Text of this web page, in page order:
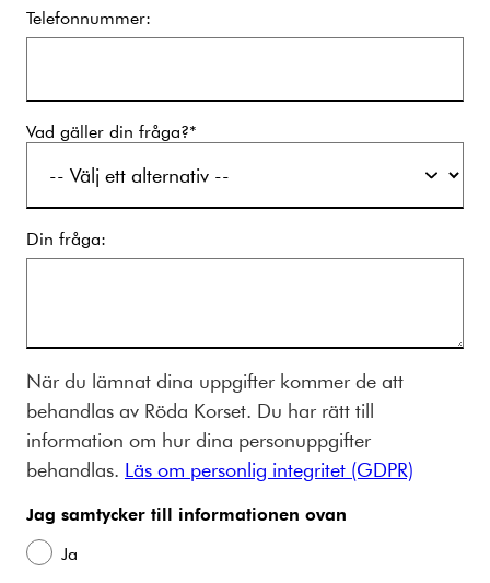
Telefonnummer:
Vad gäller din fråga?*
Din fråga:
När du lämnat dina uppgifter kommer de att
behandlas av Röda Korset. Du har rätt till
information om hur dina personuppgifter
behandlas. Läs om personlig integritet (GDPR)
Jag samtycker till informationen ovan
Ja